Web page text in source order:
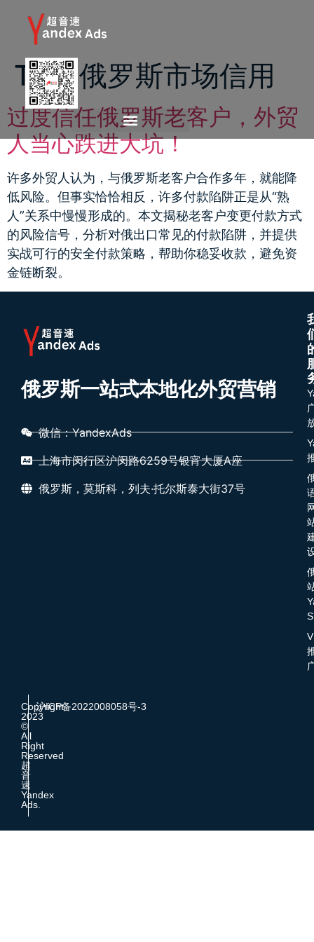
Tag:俄罗斯市场信用
过度信任俄罗斯老客户，外贸
人当心跌进大坑！
许多外贸人认为，与俄罗斯老客户合作多年，就能降
低风险。但事实恰恰相反，许多付款陷阱正是从“熟
人”关系中慢慢形成的。本文揭秘老客户变更付款方式
的风险信号，分析对俄出口常见的付款陷阱，并提供
实战可行的安全付款策略，帮助你稳妥收款，避免资
金链断裂。
俄罗斯一站式本地化外贸营销
微信：YandexAds
上海市闵行区沪闵路6259号银宵大厦A座
俄罗斯，莫斯科，列夫·托尔斯泰大街37号
Copyright
2023
©
All
Right
Reserved
超
音
速
Yandex
Ads.
沪ICP备2022008058号-3